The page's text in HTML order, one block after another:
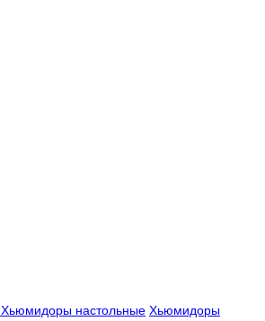
Хьюмидоры настольные Хьюмидоры